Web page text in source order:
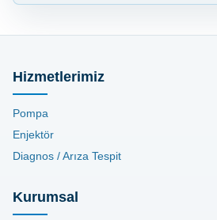
Hizmetlerimiz
Pompa
Enjektör
Diagnos / Arıza Tespit
Kurumsal